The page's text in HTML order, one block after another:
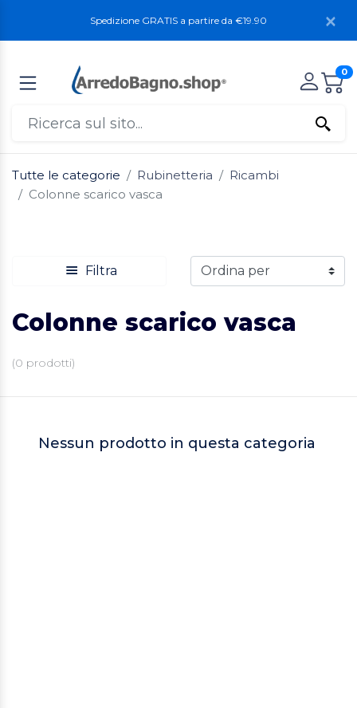
Spedizione GRATIS a partire da €19.90
0
Tutte le categorie Rubinetteria
Ricambi
Colonne scarico vasca
Filtra
Colonne scarico vasca
(0 prodotti)
Nessun prodotto in questa categoria